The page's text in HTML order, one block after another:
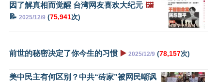
因了解真相而觉醒 台湾网友喜欢大纪元 🖼️
📝 2025/12/9 (75,941次)
前世的秘密决定了你今生的习惯 ▶️ 2025/12/9 (78,157次)
美中民主有何区别？中共“砖家”被网民嘲讽